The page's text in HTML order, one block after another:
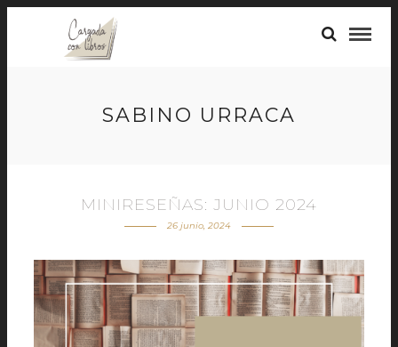
SABINO URRACA
MINIRESEÑAS: JUNIO 2024
26 junio, 2024